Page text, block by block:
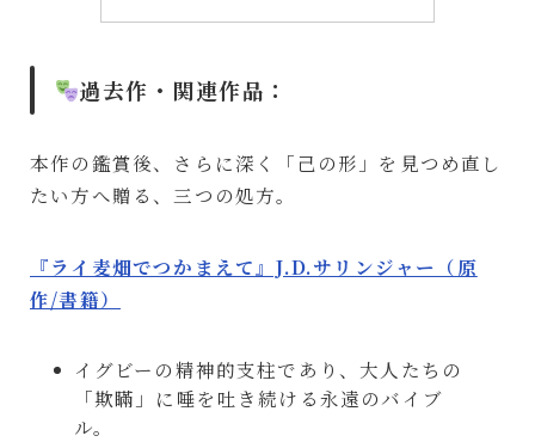
過去作・関連作品：
本作の鑑賞後、さらに深く「己の形」を見つめ直し
たい方へ贈る、三つの処方。
『ライ麦畑でつかまえて』J.D.サリンジャー（原
作/書籍）
イグビーの精神的支柱であり、大人たちの
「欺瞞」に唾を吐き続ける永遠のバイブ
ル。